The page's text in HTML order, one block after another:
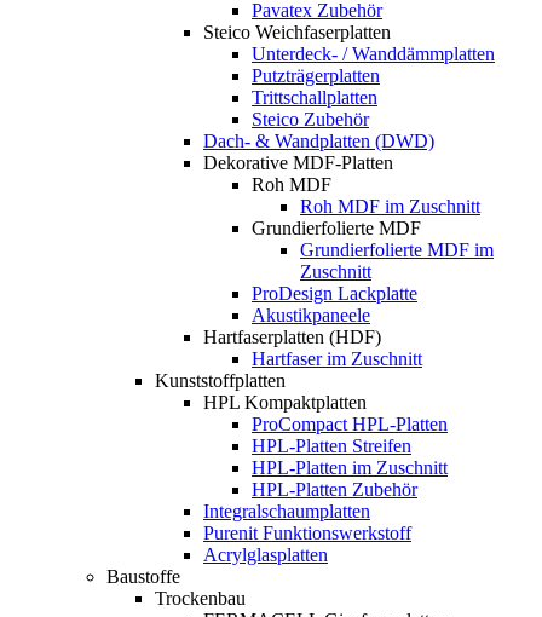
Pavatex Zubehör
Steico Weichfaserplatten
Unterdeck- / Wanddämmplatten
Putzträgerplatten
Trittschallplatten
Steico Zubehör
Dach- & Wandplatten (DWD)
Dekorative MDF-Platten
Roh MDF
Roh MDF im Zuschnitt
Grundierfolierte MDF
Grundierfolierte MDF im
Zuschnitt
ProDesign Lackplatte
Akustikpaneele
Hartfaserplatten (HDF)
Hartfaser im Zuschnitt
Kunststoffplatten
HPL Kompaktplatten
ProCompact HPL-Platten
HPL-Platten Streifen
HPL-Platten im Zuschnitt
HPL-Platten Zubehör
Integralschaumplatten
Purenit Funktionswerkstoff
Acrylglasplatten
Baustoffe
Trockenbau